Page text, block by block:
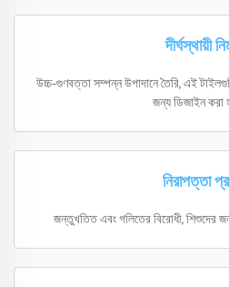
দীর্ঘস্থায়ী
উচ্চ-গুণবত্তা সম্পন্ন উপাদানে তৈরি, এই
জন্য ডিজাইন করা
নিরাপত্তা
জন্তুখতিত এবং গলিতের বিরোধী, শিশুদের